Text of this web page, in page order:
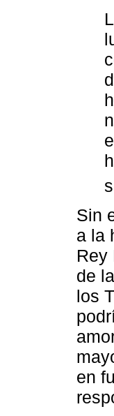
Sin
a la
Rey
de
los
en